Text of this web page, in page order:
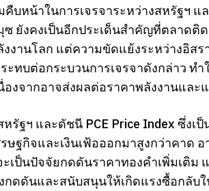
หน้าในการเจรจาระหว่างสหรัฐฯ แ
ยังคงเป็นอีกประเด็นสำคัญที่ตลาด
านโลก แต่ความขัดแย้งระหว่างอิสร
ทบต่อกระบวนการเจรจาดังกล่าว ท
งจากอาจส่งผลต่อราคาพลังงานและ
รัฐฯ และดัชนี PCE Price Index ซึ่งเ
ฐกิจและเงินเฟ้อออกมาสูงกว่าคาด
เป็นปัจจัยกดดันราคาทองคำเพิ่มเติ
ดดันและสนับสนุนให้เกิดแรงซื้อกลับ